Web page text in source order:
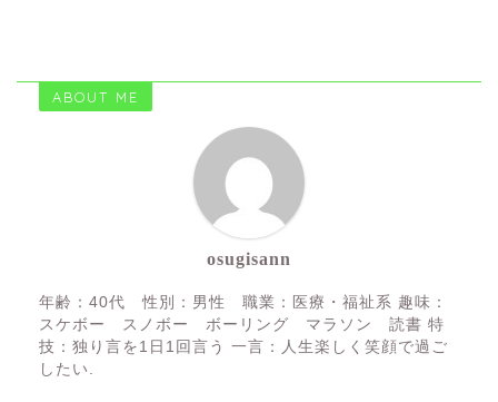
ABOUT ME
osugisann
年齢：40代 性別：男性 職業：医療・福祉系 趣味：
スケボー スノボー ボーリング マラソン 読書 特
技：独り言を1日1回言う 一言：人生楽しく笑顔で過ご
したい.